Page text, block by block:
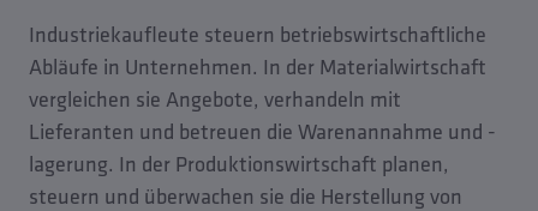
Industriekaufleute steuern betriebswirtschaftliche
Abläufe in Unternehmen. In der Materialwirtschaft
vergleichen sie Angebote, verhandeln mit
Lieferanten und betreuen die Warenannahme und -
lagerung. In der Produktionswirtschaft planen,
steuern und überwachen sie die Herstellung von